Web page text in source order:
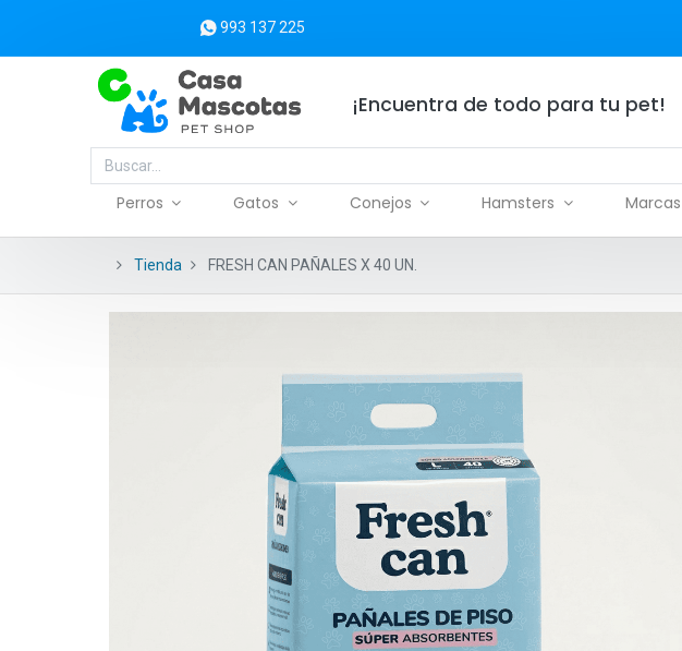
993 137 225
¡Encuentra de todo para tu pet!
Perros Gatos Conejos Hamsters Marcas
Tienda FRESH CAN PAÑALES X 40 UN.